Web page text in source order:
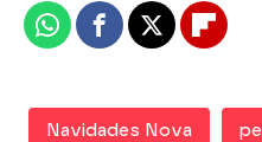
WhatsappFacebook
X
Navidades Nova